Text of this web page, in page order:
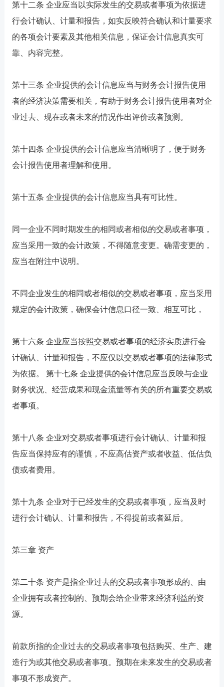
第十二条 企业应当以实际发生的交易或者事项为依据进
行会计确认、计量和报告，如实反映符合确认和计量要求
的各项会计要素及其他相关信息，保证会计信息真实可
靠、内容完整。
第十三条 企业提供的会计信息应当与财务会计报告使用
者的经济决策需要相关，有助于财务会计报告使用者对企
业过去、现在或者未来的情况作出评价或者预测。
第十四条 企业提供的会计信息应当清晰明了，便于财务
会计报告使用者理解和使用。
第十五条 企业提供的会计信息应当具有可比性。
同一企业不同时期发生的相同或者相似的交易或者事项，
应当采用一致的会计政策，不得随意变更。确需变更的，
应当在附注中说明。
不同企业发生的相同或者相似的交易或者事项，应当采用
规定的会计政策，确保会计信息口径一致、相互可比，
第十六条 企业应当按照交易或者事项的经济实质进行会
计确认、计量和报告，不应仅以交易或者事项的法律形式
为依据。 第十七条 企业提供的会计信息应当反映与企业
财务状况、经营成果和现金流量等有关的所有重要交易或
者事项。
第十八条 企业对交易或者事项进行会计确认、计量和报
告应当保持应有的谨慎，不应高估资产或者收益、低估负
债或者费用。
第十九条 企业对于已经发生的交易或者事项，应当及时
进行会计确认、计量和报告，不得提前或者延后。
第三章 资产
第二十条 资产是指企业过去的交易或者事项形成的、由
企业拥有或者控制的、预期会给企业带来经济利益的资
源。
前款所指的企业过去的交易或者事项包括购买、生产、建
造行为或其他交易或者事项。预期在未来发生的交易或者
事项不形成资产。